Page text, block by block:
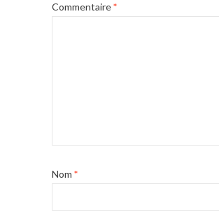
Commentaire*
Nom *